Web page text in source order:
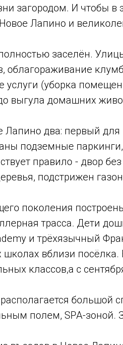
загородом. И чтобы в
Лапино и
заселён.
облагораживание
услуги (уборка
выгула домашних
Лапино два: первый для
подземные
правило - двор
подстрижен
поколения
трасса. Дети
и трёхязычный
вблизи
классов,а с
полем, SPA-